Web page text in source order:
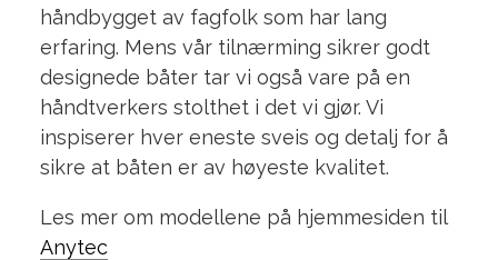
håndbygget av fagfolk som har lang
erfaring. Mens vår tilnærming sikrer godt
designede båter tar vi også vare på en
håndtverkers stolthet i det vi gjør. Vi
inspiserer hver eneste sveis og detalj for å
sikre at båten er av høyeste kvalitet.
Les mer om modellene på hjemmesiden til
Anytec